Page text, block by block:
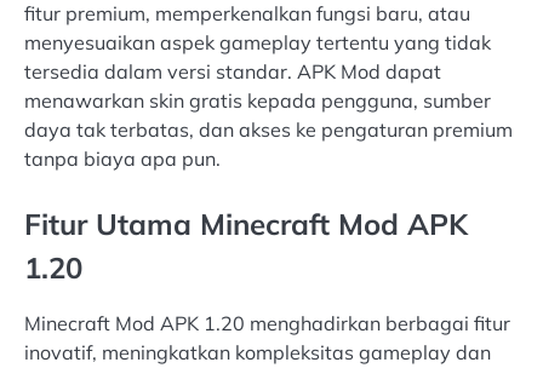
fitur premium, memperkenalkan fungsi baru, atau
menyesuaikan aspek gameplay tertentu yang tidak
tersedia dalam versi standar. APK Mod dapat
menawarkan skin gratis kepada pengguna, sumber
daya tak terbatas, dan akses ke pengaturan premium
tanpa biaya apa pun.
Fitur Utama Minecraft Mod APK
1.20
Minecraft Mod APK 1.20 menghadirkan berbagai fitur
inovatif, meningkatkan kompleksitas gameplay dan